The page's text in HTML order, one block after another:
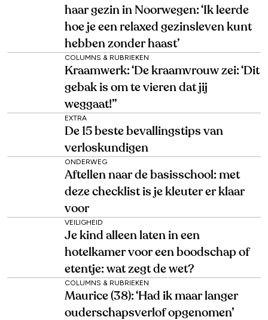
haar gezin in Noorwegen: ‘Ik leerde
hoe je een relaxed gezinsleven kunt
hebben zonder haast’
COLUMNS & RUBRIEKEN
Kraamwerk: ‘De kraamvrouw zei: ‘Dit
gebak is om te vieren dat jij
weggaat!’’
EXTRA
De 15 beste bevallingstips van
verloskundigen
ONDERWEG
Aftellen naar de basisschool: met
deze checklist is je kleuter er klaar
voor
VEILIGHEID
Je kind alleen laten in een
hotelkamer voor een boodschap of
etentje: wat zegt de wet?
COLUMNS & RUBRIEKEN
Maurice (38): ‘Had ik maar langer
ouderschapsverlof opgenomen’